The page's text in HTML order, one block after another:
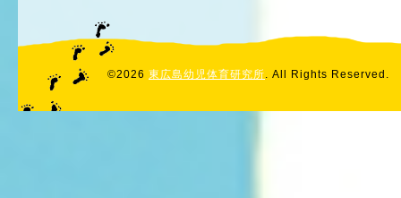
©2026 東広島幼児体育研究所. All Rights Reserved.